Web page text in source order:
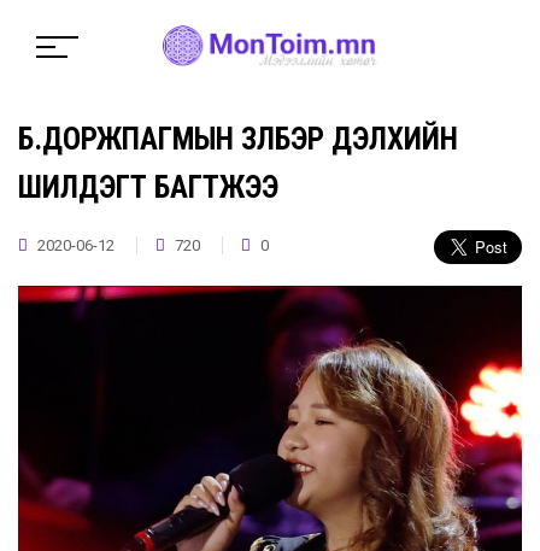
Б.ДОРЖПАГМЫН ҮЗҮҮЛБЭР ДЭЛХИЙН
ШИЛДЭГТ БАГТЖЭЭ
2020-06-12 720 0